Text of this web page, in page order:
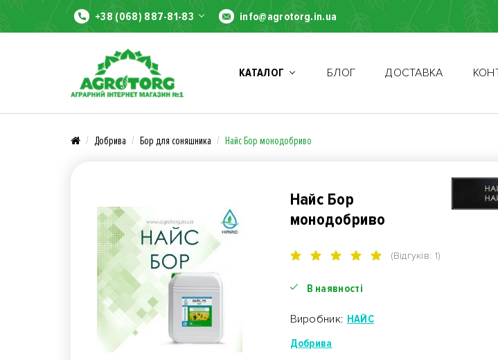
+38 (068) 887-81-83 info@agrotorg.in.ua
КАТАЛОГ БЛОГ ДОСТАВКА
Добрива Бор для соняшника Найс Бор монодобриво
Найс Бор
монодобриво
(Відгуків: 1)
В наявності
Виробник: НАЙС
Добрива